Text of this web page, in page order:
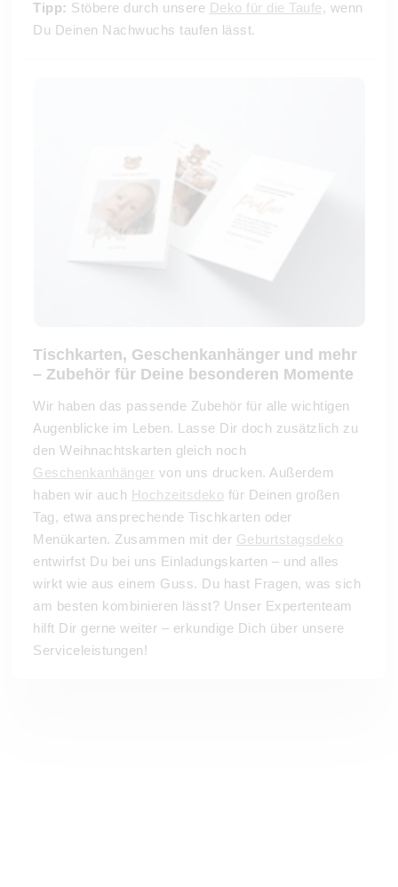
Tipp: Stöbere durch unsere Deko für die Taufe, wenn
Du Deinen Nachwuchs taufen lässt.
Tischkarten, Geschenkanhänger und mehr
– Zubehör für Deine besonderen Momente
Wir haben das passende Zubehör für alle wichtigen
Augenblicke im Leben. Lasse Dir doch zusätzlich zu
den Weihnachtskarten gleich noch
Geschenkanhänger von uns drucken. Außerdem
haben wir auch Hochzeitsdeko für Deinen großen
Tag, etwa ansprechende Tischkarten oder
Menükarten. Zusammen mit der Geburtstagsdeko
entwirfst Du bei uns Einladungskarten – und alles
wirkt wie aus einem Guss. Du hast Fragen, was sich
am besten kombinieren lässt? Unser Expertenteam
hilft Dir gerne weiter – erkundige Dich über unsere
Serviceleistungen!